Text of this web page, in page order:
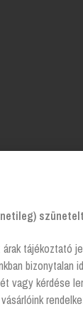
tájékoztató
bizonytalan
vagy kérdése